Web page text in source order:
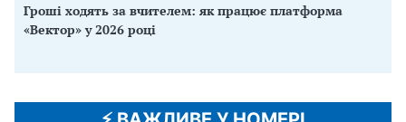
Гроші ходять за вчителем: як працює платформа
«Вектор» у 2026 році